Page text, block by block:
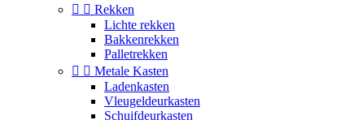
  Rekken
Lichte rekken
Bakkenrekken
Palletrekken
  Metale Kasten
Ladenkasten
Vleugeldeurkasten
Schuifdeurkasten